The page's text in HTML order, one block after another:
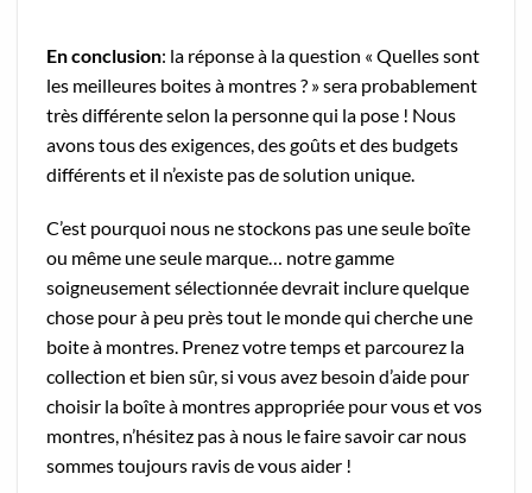
En conclusion: la réponse à la question « Quelles sont
les meilleures boites à montres ? » sera probablement
très différente selon la personne qui la pose ! Nous
avons tous des exigences, des goûts et des budgets
différents et il n’existe pas de solution unique.
C’est pourquoi nous ne stockons pas une seule boîte
ou même une seule marque… notre gamme
soigneusement sélectionnée devrait inclure quelque
chose pour à peu près tout le monde qui cherche une
boite à montres. Prenez votre temps et parcourez la
collection et bien sûr, si vous avez besoin d’aide pour
choisir la boîte à montres appropriée pour vous et vos
montres, n’hésitez pas à nous le faire savoir car nous
sommes toujours ravis de vous aider !